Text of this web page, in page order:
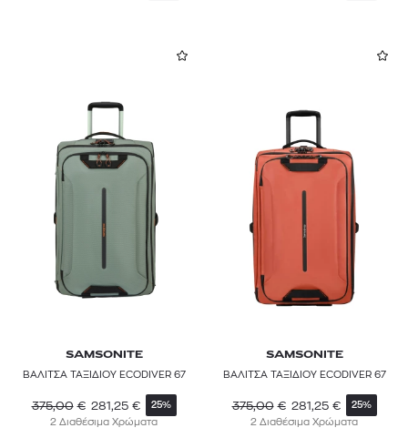
SAMSONITE
ΒΑΛΙΤΣΑ ΤΑΞΙΔΙΟΥ ECODIVER 67
375,00 € 281,25 € 25%
2 Διαθέσιμα Χρώματα
SAMSONITE
ΒΑΛΙΤΣΑ ΤΑΞΙΔΙΟΥ ECODIVER 67
375,00 € 281,25 € 25%
2 Διαθέσιμα Χρώματα